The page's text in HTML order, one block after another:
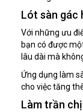
Lót sàn gác
Với những ưu
bạn có được
lâu dài mà
Ứng dụng làm
cho việc tăng
Làm trần